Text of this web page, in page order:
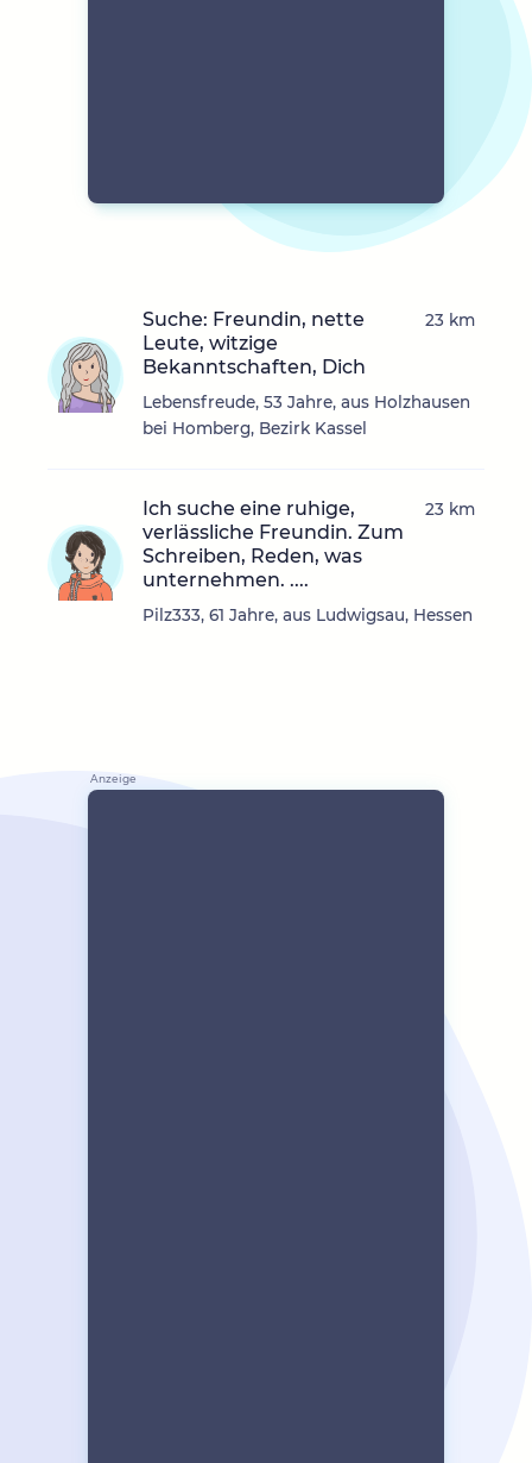
Suche: Freundin, nette
Leute, witzige
Bekanntschaften, Dich
Lebensfreude, 53 Jahre, aus Holzhausen
bei Homberg, Bezirk Kassel
23 km
Ich suche eine ruhige,
verlässliche Freundin. Zum
Schreiben, Reden, was
unternehmen. ....
Pilz333, 61 Jahre, aus Ludwigsau, Hessen
23 km